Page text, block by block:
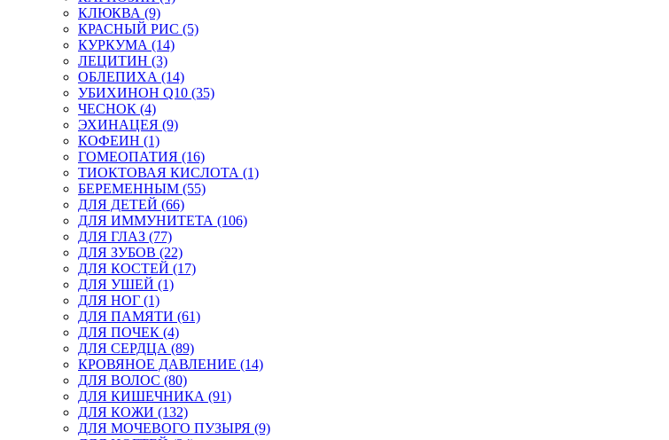
КЛЮКВА (9)
КРАСНЫЙ РИС (5)
КУРКУМА (14)
ЛЕЦИТИН (3)
ОБЛЕПИХА (14)
УБИХИНОН Q10 (35)
ЧЕСНОК (4)
ЭХИНАЦЕЯ (9)
КОФЕИН (1)
ГОМЕОПАТИЯ (16)
ТИОКТОВАЯ КИСЛОТА (1)
БЕРЕМЕННЫМ (55)
ДЛЯ ДЕТЕЙ (66)
ДЛЯ ИММУНИТЕТА (106)
ДЛЯ ГЛАЗ (77)
ДЛЯ ЗУБОВ (22)
ДЛЯ КОСТЕЙ (17)
ДЛЯ УШЕЙ (1)
ДЛЯ НОГ (1)
ДЛЯ ПАМЯТИ (61)
ДЛЯ ПОЧЕК (4)
ДЛЯ СЕРДЦА (89)
КРОВЯНОЕ ДАВЛЕНИЕ (14)
ДЛЯ ВОЛОС (80)
ДЛЯ КИШЕЧНИКА (91)
ДЛЯ КОЖИ (132)
ДЛЯ МОЧЕВОГО ПУЗЫРЯ (9)